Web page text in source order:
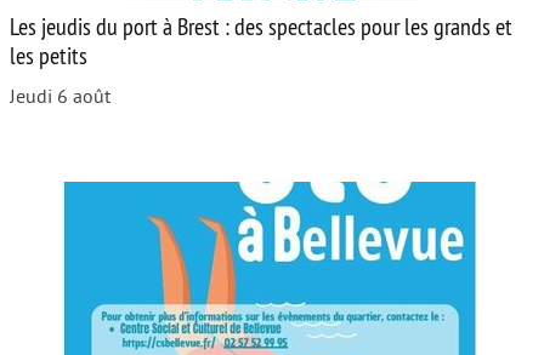
Les jeudis du port à Brest : des spectacles pour les grands et
les petits
Jeudi 6 août